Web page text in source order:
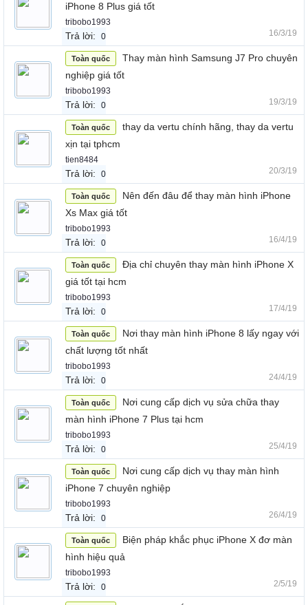
iPhone 8 Plus giá tốt
tribobo1993
Trả lời: 0 16/3/19
Toàn quốc
Thay màn hình Samsung J7 Pro chuyên
nghiệp giá tốt
tribobo1993
Trả lời: 0 19/3/19
Toàn quốc
thay da vertu chính hãng, thay da vertu
xịn tại tphcm
tien8484
Trả lời: 0 20/3/19
Toàn quốc
Nên đến đâu để thay màn hình iPhone
Xs Max giá tốt
tribobo1993
Trả lời: 0 16/4/19
Toàn quốc
Địa chỉ chuyên thay màn hình iPhone X
giá tốt tại hcm
tribobo1993
Trả lời: 0 17/4/19
Toàn quốc
Nơi thay màn hình iPhone 8 lấy ngay với
chất lượng tốt nhất
tribobo1993
Trả lời: 0 24/4/19
Toàn quốc
Nơi cung cấp dịch vụ sửa chữa thay
màn hình iPhone 7 Plus tại hcm
tribobo1993
Trả lời: 0 25/4/19
Toàn quốc
Nơi cung cấp dịch vụ thay màn hình
iPhone 7 chuyên nghiệp
tribobo1993
Trả lời: 0 26/4/19
Toàn quốc
Biện pháp khắc phục iPhone X đơ màn
hình hiệu quả
tribobo1993
Trả lời: 0 2/5/19